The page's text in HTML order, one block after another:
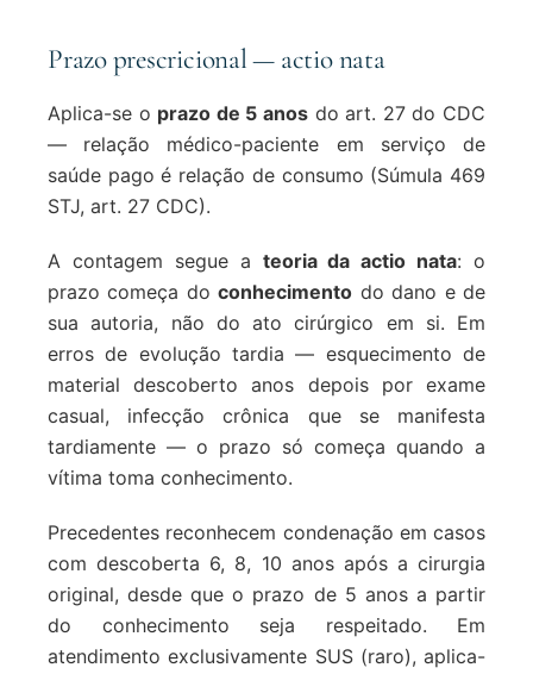
Prazo prescricional — actio nata
Aplica-se o prazo de 5 anos do art. 27 do CDC
— relação médico-paciente em serviço de
saúde pago é relação de consumo (Súmula 469
STJ, art. 27 CDC).
A contagem segue a teoria da actio nata: o
prazo começa doconhecimento do dano e de
sua autoria, não do ato cirúrgico em si. Em
erros de evolução tardia — esquecimento de
material descoberto anos depois por exame
casual, infecção crônica que se manifesta
tardiamente — o prazo só começa quando a
vítima toma conhecimento.
Precedentes reconhecem condenação em casos
com descoberta 6, 8, 10 anos após a cirurgia
original, desde que o prazo de 5 anos a partir
do conhecimento seja respeitado. Em
atendimento exclusivamente SUS (raro), aplica-